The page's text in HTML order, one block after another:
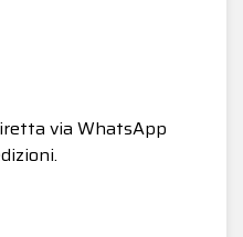
via WhatsApp